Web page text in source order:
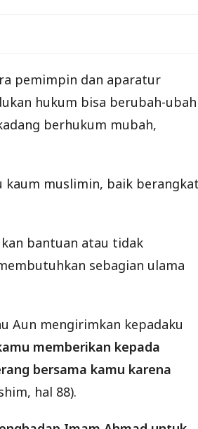
pemimpin dan aparatur
hukum bisa berubah-ubah
berhukum mubah,
kaum muslimin, baik
bantuan atau tidak
sebagian ulama
Aun mengirimkan kepadaku
memberikan kepada
bersama kamu karena
hal 88).